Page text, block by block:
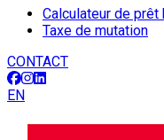
Calculateur de prêt
Taxe de mutation
CONTACT
EN